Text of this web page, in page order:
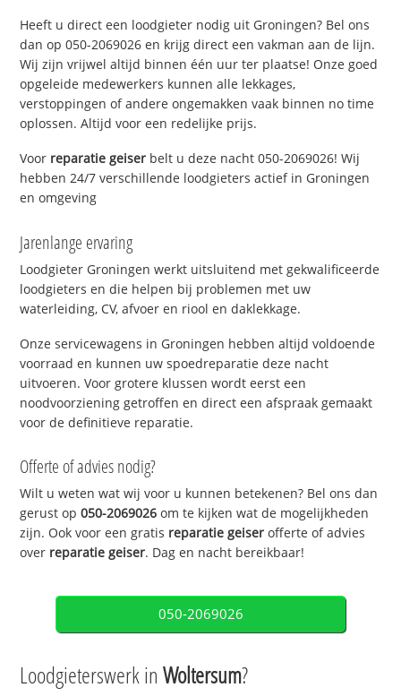
Heeft u direct een loodgieter nodig uit Groningen? Bel ons
dan op 050-2069026 en krijg direct een vakman aan de lijn.
Wij zijn vrijwel altijd binnen één uur ter plaatse! Onze goed
opgeleide medewerkers kunnen alle lekkages,
verstoppingen of andere ongemakken vaak binnen no time
oplossen. Altijd voor een redelijke prijs.
Voor reparatie geiser belt u deze nacht 050-2069026! Wij
hebben 24/7 verschillende loodgieters actief in Groningen
en omgeving
Jarenlange ervaring
Loodgieter Groningen werkt uitsluitend met gekwalificeerde
loodgieters en die helpen bij problemen met uw
waterleiding, CV, afvoer en riool en daklekkage.
Onze servicewagens in Groningen hebben altijd voldoende
voorraad en kunnen uw spoedreparatie deze nacht
uitvoeren. Voor grotere klussen wordt eerst een
noodvoorziening getroffen en direct een afspraak gemaakt
voor de definitieve reparatie.
Offerte of advies nodig?
Wilt u weten wat wij voor u kunnen betekenen? Bel ons dan
gerust op050-2069026 om te kijken wat de mogelijkheden
zijn. Ook voor een gratis reparatie geiser offerte of advies
over reparatie geiser. Dag en nacht bereikbaar!
050-2069026
Loodgieterswerk inWoltersum?